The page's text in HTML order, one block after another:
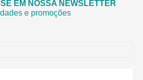
EM NOSSA NEWSLETTER
e promoções